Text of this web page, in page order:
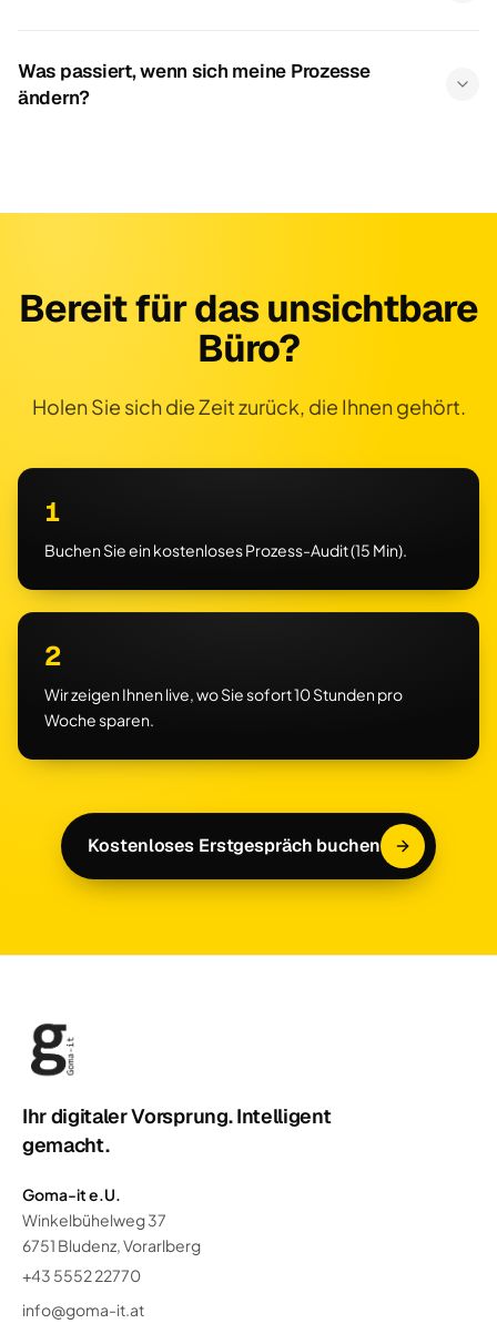
Was passiert, wenn sich meine Prozesse
ändern?
Bereit für das unsichtbare
Büro?
Holen Sie sich die Zeit zurück, die Ihnen gehört.
1
Buchen Sie ein kostenloses Prozess-Audit (15 Min).
2
Wir zeigen Ihnen live, wo Sie sofort 10 Stunden pro
Woche sparen.
Kostenloses Erstgespräch buchen
Ihr digitaler Vorsprung. Intelligent
gemacht.
Goma-it e.U.
Winkelbühelweg 37
6751 Bludenz, Vorarlberg
+43 5552 22770
info@goma-it.at